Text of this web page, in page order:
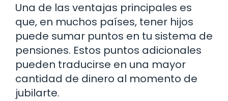
Una de las ventajas principales es
que, en muchos países, tener hijos
puede sumar puntos en tu sistema de
pensiones. Estos puntos adicionales
pueden traducirse en una mayor
cantidad de dinero al momento de
jubilarte.